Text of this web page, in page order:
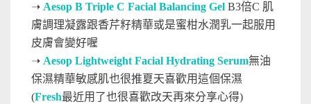
➝ Aesop B Triple C Facial Balancing Gel B3倍C 肌
膚調理凝露跟香芹籽精華或是蜜柑水潤乳一起服用
皮膚會變好喔
➝ Aesop Lightweight Facial Hydrating Serum無油
保濕精華敏感肌也很推夏天喜歡用這個保濕
(Fresh最近用了也很喜歡改天再來分享心得)